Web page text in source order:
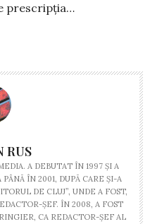
prescripția…
RUS
A DEBUTAT ÎN 1997 ŞI A
ÎN 2001, DUPĂ CARE ŞI-A
DE CLUJ”, UNDE A FOST,
ŞEF. ÎN 2008, A FOST
CA REDACTOR-ŞEF AL